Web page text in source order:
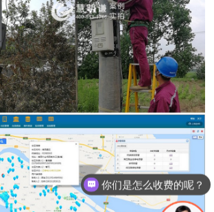
你们是怎么收费的呢？
现在有优惠活动么？